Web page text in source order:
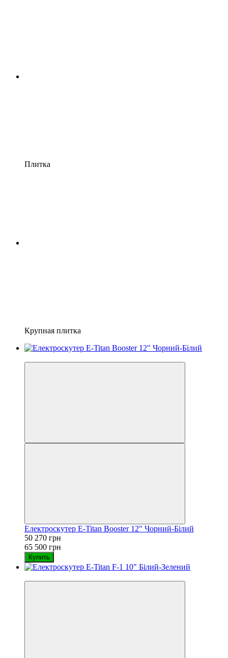
Плитка
Крупная плитка
Електроскутер E-Titan Booster 12" Чорний-Білий
50 270 грн
65 500 грн
Купить